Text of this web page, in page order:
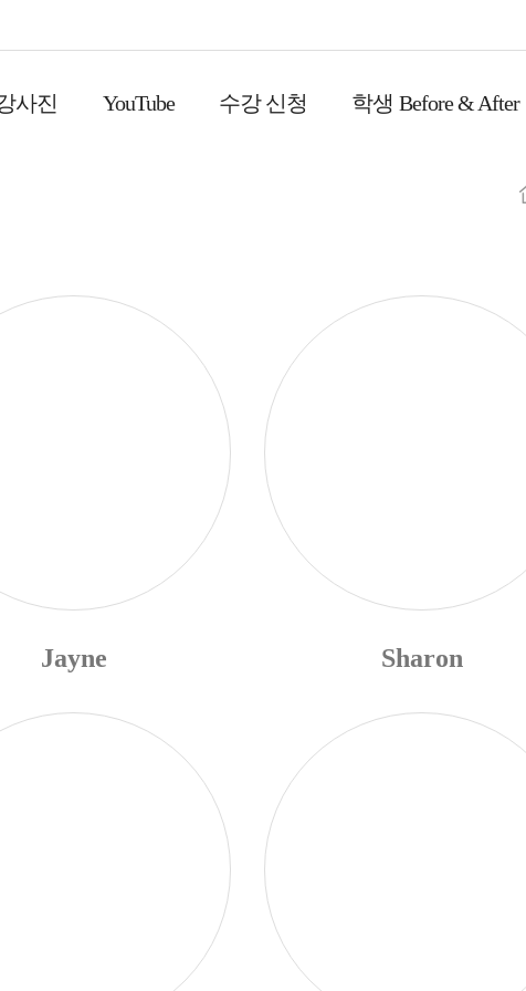
사진 YouTube 수강 신청 학생 Before & After
Jayne Sharon